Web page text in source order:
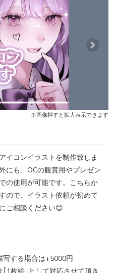
Next
※画像押すと拡大表示できます
イコンイラストを制作致しま
にも、OCの観賞用やプレゼン
の使用が可能です。こちらか
ので、イラスト依頼が初めて
ご相談ください😊
写する場合は+5000円